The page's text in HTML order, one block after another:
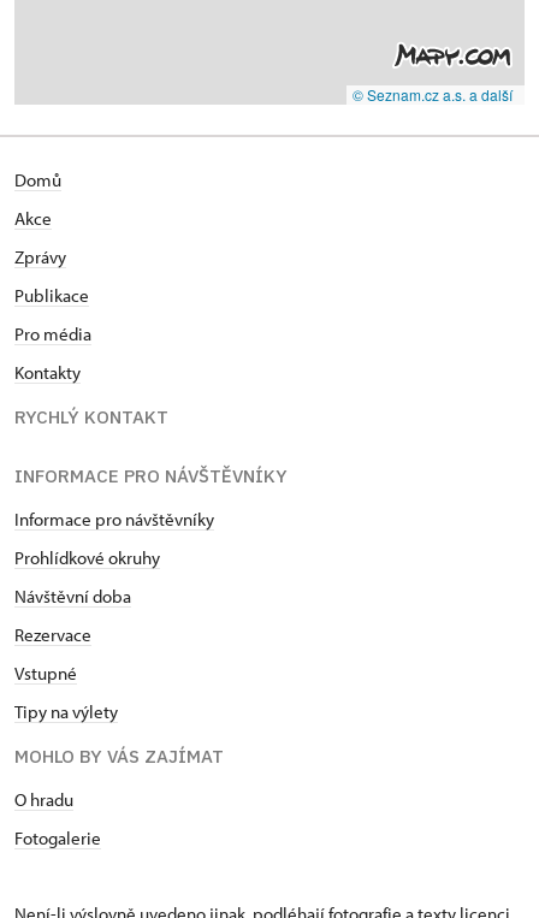
© Seznam.cz a.s. a další
Domů
Akce
Zprávy
Publikace
Pro média
Kontakty
RYCHLÝ KONTAKT
INFORMACE PRO NÁVŠTĚVNÍKY
Informace pro návštěvníky
Prohlídkové okruhy
Návštěvní doba
Rezervace
Vstupné
Tipy na výlety
MOHLO BY VÁS ZAJÍMAT
O hradu
Fotogalerie